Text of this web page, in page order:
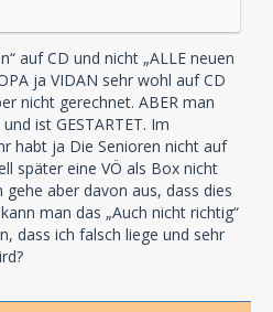
auf CD und nicht „ALLE neuen
ja VIDAN sehr wohl auf CD
nicht gerechnet. ABER man
ist GESTARTET. Im
habt ja Die Senioren nicht auf
später eine VÖ als Box nicht
aber davon aus, dass dies
man das „Auch nicht richtig“
dass ich falsch liege und sehr